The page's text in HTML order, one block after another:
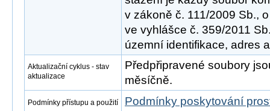
v zákoně č. 111/2009 Sb.,
ve vyhlášce č. 359/2011
územní identifikace, adres
Aktualizační cyklus - stav
aktualizace
Předpřipravené soubory
měsíčně.
Podmínky přístupu a použití
Podmínky poskytování